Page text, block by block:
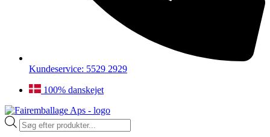
Kundeservice: 5529 2929
100% danskejet
Products
search